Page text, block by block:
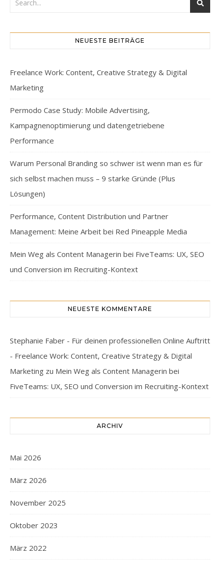
NEUESTE BEITRÄGE
Freelance Work: Content, Creative Strategy & Digital
Marketing
Permodo Case Study: Mobile Advertising,
Kampagnenoptimierung und datengetriebene
Performance
Warum Personal Branding so schwer ist wenn man es für
sich selbst machen muss – 9 starke Gründe (Plus
Lösungen)
Performance, Content Distribution und Partner
Management: Meine Arbeit bei Red Pineapple Media
Mein Weg als Content Managerin bei FiveTeams: UX, SEO
und Conversion im Recruiting-Kontext
NEUESTE KOMMENTARE
Stephanie Faber - Für deinen professionellen Online Auftritt
- Freelance Work: Content, Creative Strategy & Digital
Marketing zu Mein Weg als Content Managerin bei
FiveTeams: UX, SEO und Conversion im Recruiting-Kontext
ARCHIV
Mai 2026
März 2026
November 2025
Oktober 2023
März 2022